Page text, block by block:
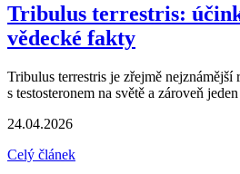
Tribulus terrestris:
vědecké fakty
Tribulus terrestris je zřejmě
s testosteronem na světě a zároveň
24.04.2026
Celý článek